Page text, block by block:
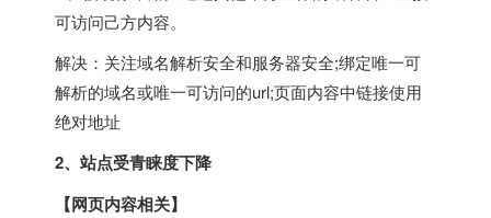
可访问己方内容。
解决：关注域名解析安全和服务器安全;绑定唯一可
解析的域名或唯一可访问的url;页面内容中链接使用
绝对地址
2、站点受青睐度下降
【网页内容相关】